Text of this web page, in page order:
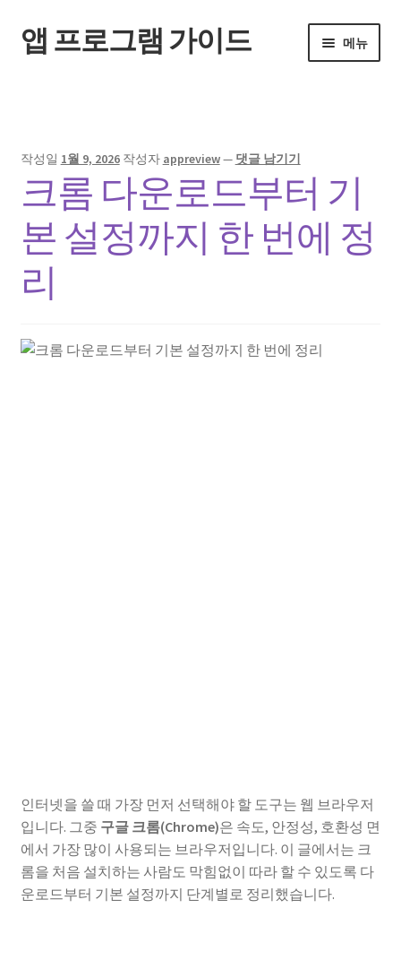
탐
색
뛰
기
컨
텐
뛰
기
앱 프로그램 가이드 메뉴
작성일 1월 9, 2026 작성자 appreview— 댓글 남기기
크롬 다운로드부터 기
본 설정까지 한 번에 정
리
인터넷을 쓸 때 가장 먼저 선택해야 할 도구는 웹 브라우저
입니다. 그중 구글 크롬(Chrome)은 속도, 안정성, 호환성 면
에서 가장 많이 사용되는 브라우저입니다. 이 글에서는 크
롬을 처음 설치하는 사람도 막힘없이 따라 할 수 있도록 다
운로드부터 기본 설정까지 단계별로 정리했습니다.